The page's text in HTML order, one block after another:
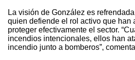
La visión de González es
quien defiende el rol activo que han
proteger efectivamente el sector.
incendios intencionales, ellos han
incendio junto a bomberos”,